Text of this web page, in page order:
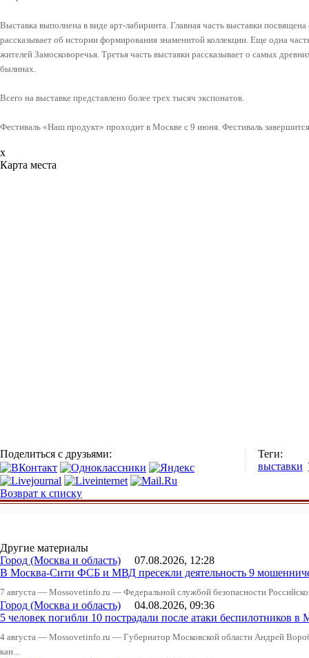
Выставка выполнена в виде арт-лабиринта. Главная часть выставки
рассказывает об истории формирования знаменитой коллекции. Еще одна
жителей Замосковоречья. Третья часть выставки рассказывает о самых
былинах.
Всего на выставке представлено более трех тысяч экспонатов.
Фестиваль «Наш продукт» проходит в Москве с 9 июня. Фестиваль
x
Карта места
Поделиться с друзьями:
Теги:
выставки
Возврат к списку
Другие материалы
Город (Москва и область) 07.08.2026, 12:28
В Москва-Сити ФСБ и МВД пресекли деятельность 9
7 августа — Mossovetinfo.ru — Федеральной службой безопасности
Город (Москва и область) 04.08.2026, 09:36
5 человек погибли 10 пострадали после атаки беспилотников в
4 августа — Mossovetinfo.ru — Губернатор Московской области Андрей
кан...